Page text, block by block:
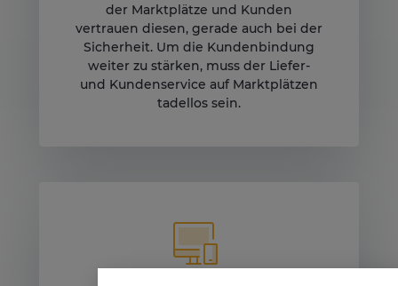
der Marktplätze und Kunden
vertrauen diesen, gerade auch bei der
Sicherheit. Um die Kundenbindung
weiter zu stärken, muss der Liefer-
und Kundenservice auf Marktplätzen
tadellos sein.